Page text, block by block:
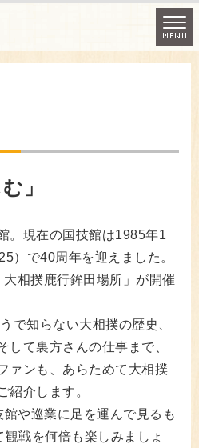
」
。現在の国技館は1985年1
）で40周年を迎えました。
相撲鹿行鉾田場所」が開催
で知らない大相撲の歴史、
して裏方さんの仕事まで、
ァンも、あらためて大相撲
紹介します。
や巡業に足を運んで見るも
観戦を何倍も楽しみましょ